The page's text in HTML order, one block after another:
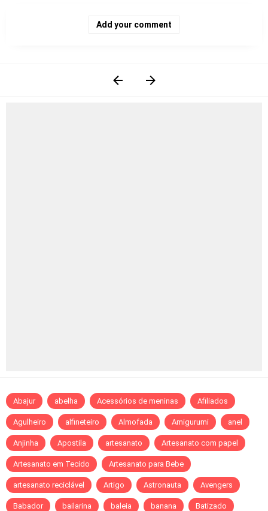
Add your comment
Abajur abelha Acessórios de meninas Afiliados
Agulheiro alfineteiro Almofada Amigurumi anel
Anjinha Apostila artesanato Artesanato com papel
Artesanato em Tecido Artesanato para Bebe
artesanato reciclável Artigo Astronauta Avengers
Babador bailarina baleia banana Batizado